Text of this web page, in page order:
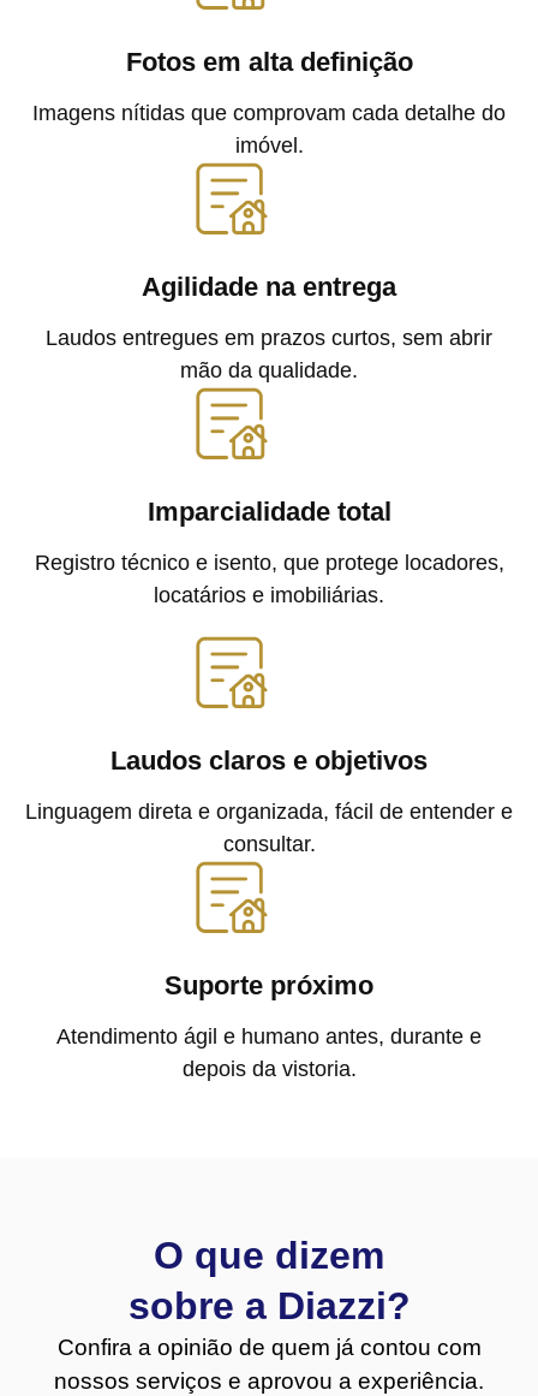
Fotos em alta definição
Imagens nítidas que comprovam cada detalhe do
imóvel.
Agilidade na entrega
Laudos entregues em prazos curtos, sem abrir
mão da qualidade.
Imparcialidade total
Registro técnico e isento, que protege locadores,
locatários e imobiliárias.
Laudos claros e objetivos
Linguagem direta e organizada, fácil de entender e
consultar.
Suporte próximo
Atendimento ágil e humano antes, durante e
depois da vistoria.
O que dizem
sobre a Diazzi?
Confira a opinião de quem já contou com
nossos serviços e aprovou a experiência.